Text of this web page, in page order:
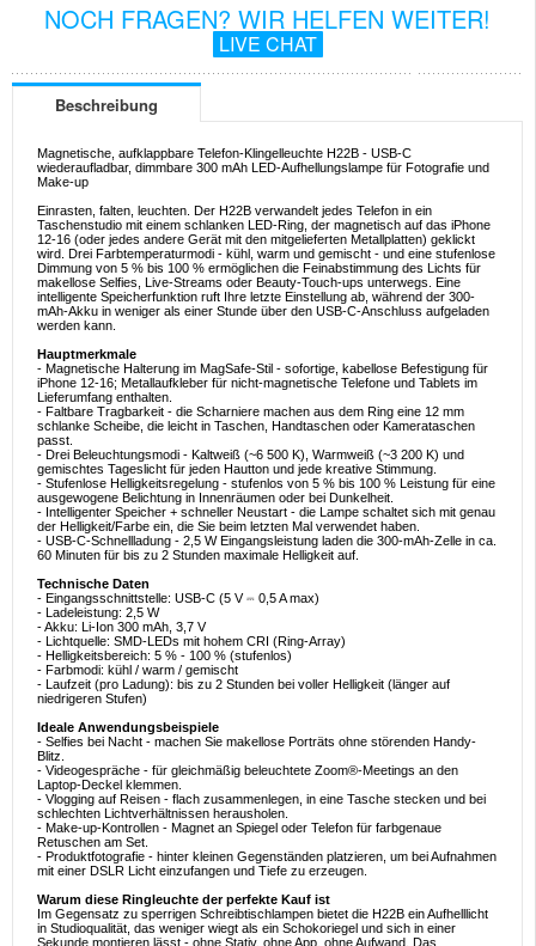
NOCH FRAGEN? WIR HELFEN WEITER!
LIVE CHAT
Beschreibung
Magnetische, aufklappbare Telefon-Klingelleuchte H22B - USB-C
wiederaufladbar, dimmbare 300 mAh LED-Aufhellungslampe für Fotografie und
Make-up
Einrasten, falten, leuchten. Der H22B verwandelt jedes Telefon in ein
Taschenstudio mit einem schlanken LED-Ring, der magnetisch auf das iPhone
12-16 (oder jedes andere Gerät mit den mitgelieferten Metallplatten) geklickt
wird. Drei Farbtemperaturmodi - kühl, warm und gemischt - und eine stufenlose
Dimmung von 5 % bis 100 % ermöglichen die Feinabstimmung des Lichts für
makellose Selfies, Live-Streams oder Beauty-Touch-ups unterwegs. Eine
intelligente Speicherfunktion ruft Ihre letzte Einstellung ab, während der 300-
mAh-Akku in weniger als einer Stunde über den USB-C-Anschluss aufgeladen
werden kann.
Hauptmerkmale
- Magnetische Halterung im MagSafe-Stil - sofortige, kabellose Befestigung für
iPhone 12-16; Metallaufkleber für nicht-magnetische Telefone und Tablets im
Lieferumfang enthalten.
- Faltbare Tragbarkeit - die Scharniere machen aus dem Ring eine 12 mm
schlanke Scheibe, die leicht in Taschen, Handtaschen oder Kamerataschen
passt.
- Drei Beleuchtungsmodi - Kaltweiß (~6 500 K), Warmweiß (~3 200 K) und
gemischtes Tageslicht für jeden Hautton und jede kreative Stimmung.
- Stufenlose Helligkeitsregelung - stufenlos von 5 % bis 100 % Leistung für eine
ausgewogene Belichtung in Innenräumen oder bei Dunkelheit.
- Intelligenter Speicher + schneller Neustart - die Lampe schaltet sich mit genau
der Helligkeit/Farbe ein, die Sie beim letzten Mal verwendet haben.
- USB-C-Schnellladung - 2,5 W Eingangsleistung laden die 300-mAh-Zelle in ca.
60 Minuten für bis zu 2 Stunden maximale Helligkeit auf.
Technische Daten
- Eingangsschnittstelle: USB-C (5 V ⎓ 0,5 A max)
- Ladeleistung: 2,5 W
- Akku: Li-Ion 300 mAh, 3,7 V
- Lichtquelle: SMD-LEDs mit hohem CRI (Ring-Array)
- Helligkeitsbereich: 5 % - 100 % (stufenlos)
- Farbmodi: kühl / warm / gemischt
- Laufzeit (pro Ladung): bis zu 2 Stunden bei voller Helligkeit (länger auf
niedrigeren Stufen)
Ideale Anwendungsbeispiele
- Selfies bei Nacht - machen Sie makellose Porträts ohne störenden Handy-
Blitz.
- Videogespräche - für gleichmäßig beleuchtete Zoom®-Meetings an den
Laptop-Deckel klemmen.
- Vlogging auf Reisen - flach zusammenlegen, in eine Tasche stecken und bei
schlechten Lichtverhältnissen herausholen.
- Make-up-Kontrollen - Magnet an Spiegel oder Telefon für farbgenaue
Retuschen am Set.
- Produktfotografie - hinter kleinen Gegenständen platzieren, um bei Aufnahmen
mit einer DSLR Licht einzufangen und Tiefe zu erzeugen.
Warum diese Ringleuchte der perfekte Kauf ist
Im Gegensatz zu sperrigen Schreibtischlampen bietet die H22B ein Aufhelllicht
in Studioqualität, das weniger wiegt als ein Schokoriegel und sich in einer
Sekunde montieren lässt - ohne Stativ, ohne App, ohne Aufwand. Das